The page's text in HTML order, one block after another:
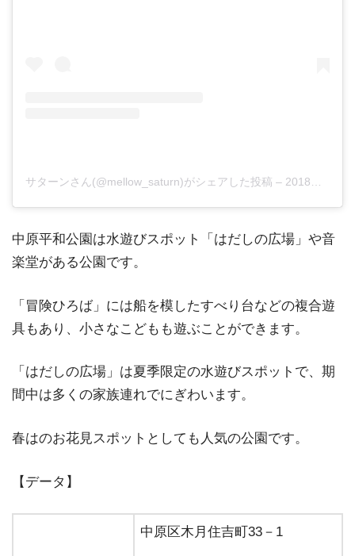
サターンさん(@mellow_saturn)がシェアした投稿 – 2018年 8月月22日午後4時35分PDT
中原平和公園は水遊びスポット「はだしの広場」や音
楽堂がある公園です。
「冒険ひろば」には船を模したすべり台などの複合遊
具もあり、小さなこどもも遊ぶことができます。
「はだしの広場」は夏季限定の水遊びスポットで、期
間中は多くの家族連れでにぎわいます。
春はのお花見スポットとしても人気の公園です。
【データ】
中原区木月住吉町33－1